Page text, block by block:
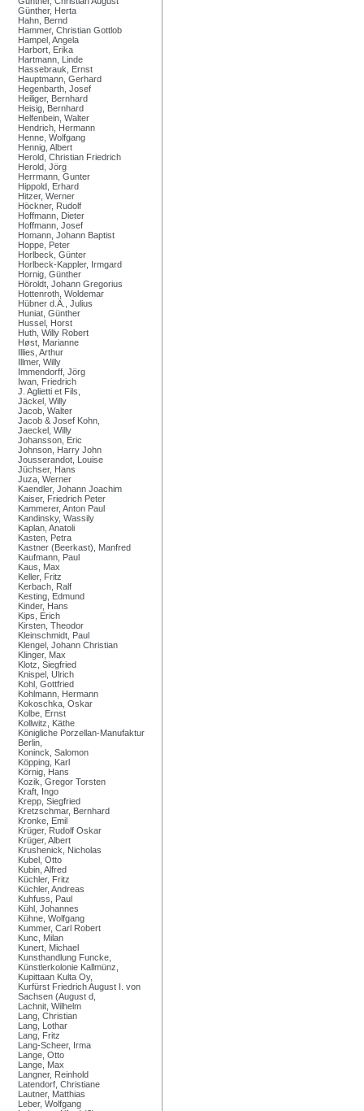
Günther, Herta
Hahn, Bernd
Hammer, Christian Gottlob
Hampel, Angela
Harbort, Erika
Hartmann, Linde
Hassebrauk, Ernst
Hauptmann, Gerhard
Hegenbarth, Josef
Heiliger, Bernhard
Heisig, Bernhard
Helfenbein, Walter
Hendrich, Hermann
Henne, Wolfgang
Hennig, Albert
Herold, Christian Friedrich
Herold, Jörg
Herrmann, Gunter
Hippold, Erhard
Hitzer, Werner
Höckner, Rudolf
Hoffmann, Dieter
Hoffmann, Josef
Homann, Johann Baptist
Hoppe, Peter
Horlbeck, Günter
Horlbeck-Kappler, Irmgard
Hornig, Günther
Höroldt, Johann Gregorius
Hottenroth, Woldemar
Hübner d.Ä., Julius
Huniat, Günther
Hussel, Horst
Huth, Willy Robert
Høst, Marianne
Illies, Arthur
Illmer, Willy
Immendorff, Jörg
Iwan, Friedrich
J. Aglietti et Fils,
Jäckel, Willy
Jacob, Walter
Jacob & Josef Kohn,
Jaeckel, Willy
Johansson, Eric
Johnson, Harry John
Jousserandot, Louise
Jüchser, Hans
Juza, Werner
Kaendler, Johann Joachim
Kaiser, Friedrich Peter
Kammerer, Anton Paul
Kandinsky, Wassily
Kaplan, Anatoli
Kasten, Petra
Kastner (Beerkast), Manfred
Kaufmann, Paul
Kaus, Max
Keller, Fritz
Kerbach, Ralf
Kesting, Edmund
Kinder, Hans
Kips, Erich
Kirsten, Theodor
Kleinschmidt, Paul
Klengel, Johann Christian
Klinger, Max
Klotz, Siegfried
Knispel, Ulrich
Kohl, Gottfried
Kohlmann, Hermann
Kokoschka, Oskar
Kolbe, Ernst
Kollwitz, Käthe
Königliche Porzellan-Manufaktur
Berlin,
Koninck, Salomon
Köpping, Karl
Körnig, Hans
Kozik, Gregor Torsten
Kraft, Ingo
Krepp, Siegfried
Kretzschmar, Bernhard
Kronke, Emil
Krüger, Rudolf Oskar
Krüger, Albert
Krushenick, Nicholas
Kubel, Otto
Kubin, Alfred
Küchler, Fritz
Küchler, Andreas
Kuhfuss, Paul
Kühl, Johannes
Kühne, Wolfgang
Kummer, Carl Robert
Kunc, Milan
Kunert, Michael
Kunsthandlung Funcke,
Künstlerkolonie Kallmünz,
Kupittaan Kulta Oy,
Kurfürst Friedrich August I. von
Sachsen (August d,
Lachnit, Wilhelm
Lang, Christian
Lang, Lothar
Lang, Fritz
Lang-Scheer, Irma
Lange, Otto
Lange, Max
Langner, Reinhold
Latendorf, Christiane
Lautner, Matthias
Leber, Wolfgang